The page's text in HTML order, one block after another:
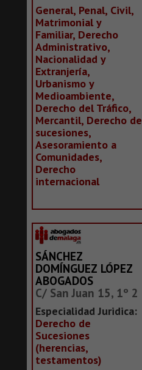
General, Penal, Civil,
Matrimonial y
Familiar, Derecho
Administrativo,
Nacionalidad y
Extranjería,
Urbanismo y
Medioambiente,
Derecho del Tráfico,
Mercantil, Derecho de
sucesiones,
Asesoramiento a
Comunidades,
Derecho
internacional
SÁNCHEZ
DOMÍNGUEZ LÓPEZ
ABOGADOS
C/ San Juan 15, 1º 2
Especialidad Juridica:
Derecho de
Sucesiones
(herencias,
testamentos)